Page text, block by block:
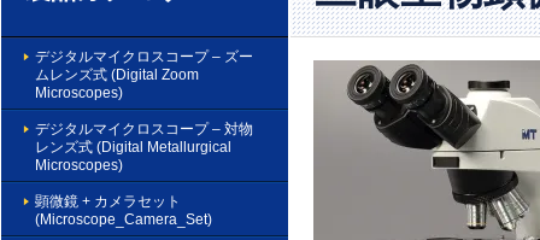
デジタルマイクロスコープ – ズー
ムレンズ式 (Digital Zoom
Microscopes)
デジタルマイクロスコープ – 対物
レンズ式 (Digital Metallurgical
Microscopes)
顕微鏡 + カメラセット
(Microscope_Camera_Set)